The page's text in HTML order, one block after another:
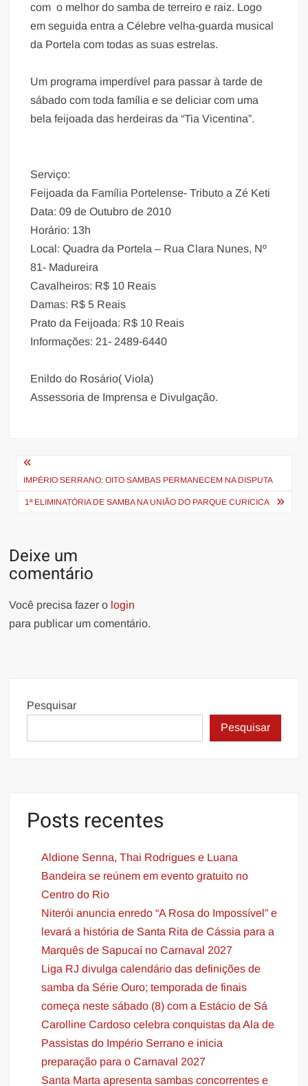
com o melhor do samba de terreiro e raiz. Logo
em seguida entra a Célebre velha-guarda musical
da Portela com todas as suas estrelas.
Um programa imperdível para passar à tarde de
sábado com toda família e se deliciar com uma
bela feijoada das herdeiras da “Tia Vicentina”.
Serviço:
Feijoada da Família Portelense- Tributo a Zé Keti
Data: 09 de Outubro de 2010
Horário: 13h
Local: Quadra da Portela – Rua Clara Nunes, Nº
81- Madureira
Cavalheiros: R$ 10 Reais
Damas: R$ 5 Reais
Prato da Feijoada: R$ 10 Reais
Informações: 21- 2489-6440
Enildo do Rosário( Viola)
Assessoria de Imprensa e Divulgação.
Navegação
de
Post
IMPÉRIO SERRANO: OITO SAMBAS PERMANECEM NA DISPUTA
1ª ELIMINATÓRIA DE SAMBA NA UNIÃO DO PARQUE CURICICA
Deixe um
comentário
Você precisa fazer o login
para publicar um comentário.
Pesquisar
Pesquisar
Posts recentes
Aldione Senna, Thai Rodrigues e Luana
Bandeira se reúnem em evento gratuito no
Centro do Rio
Niterói anuncia enredo “A Rosa do Impossível” e
levará a história de Santa Rita de Cássia para a
Marquês de Sapucaí no Carnaval 2027
Liga RJ divulga calendário das definições de
samba da Série Ouro; temporada de finais
começa neste sábado (8) com a Estácio de Sá
Carolline Cardoso celebra conquistas da Ala de
Passistas do Império Serrano e inicia
preparação para o Carnaval 2027
Santa Marta apresenta sambas concorrentes e